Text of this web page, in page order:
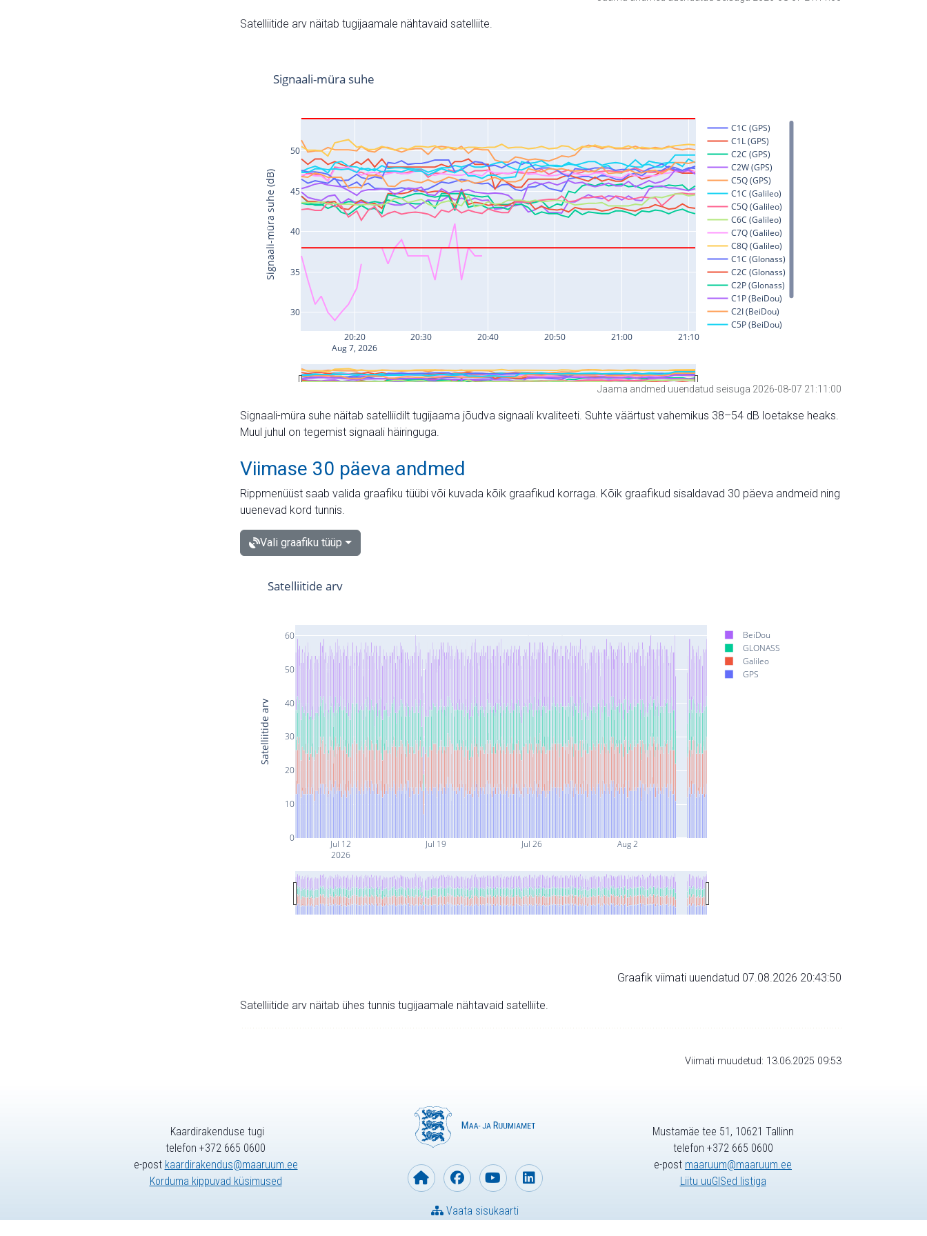
Satelliitide arv näitab tugijaamale nähtavaid satelliite.
Jaama andmed uuendatud seisuga 2026-08-07 21:11:00
Signaali-müra suhe näitab satelliidilt tugijaama jõudva signaali kvaliteeti. Suhte väärtust vahemikus 38–54 dB loetakse heaks.
Muul juhul on tegemist signaali häiringuga.
Viimase 30 päeva andmed
Rippmenüüst saab valida graafiku tüübi või kuvada kõik graafikud korraga. Kõik graafikud sisaldavad 30 päeva andmeid ning
uuenevad kord tunnis.
Vali graafiku tüüp
Jul 12
2026
Jul 19 Jul 26 Aug 2
0
10
20
30
40
50
60
BeiDou
GLONASS
Galileo
GPS
Satelliitide arv
Satelliitide arv
Graafik viimati uuendatud 07.08.2026 20:43:50
Satelliitide arv näitab ühes tunnis tugijaamale nähtavaid satelliite.
Viimati muudetud: 13.06.2025 09:53
Kaardirakenduse tugi
telefon +372 665 0600
e-post kaardirakendus@maaruum.ee
Korduma kippuvad küsimused
Vaata sisukaarti
Mustamäe tee 51, 10621 Tallinn
telefon +372 665 0600
e-post maaruum@maaruum.ee
Liitu uuGISed listiga